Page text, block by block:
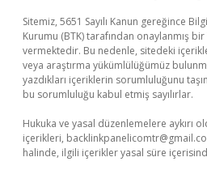
Sitemiz, 5651 Sayılı Kanun gereğince
Kurumu (BTK) tarafından onaylanmış
vermektedir. Bu nedenle, sitedeki
veya araştırma yükümlülüğümüz
yazdıkları içeriklerin sorumluluğunu
bu sorumluluğu kabul etmiş sayılırlar.
Hukuka ve yasal düzenlemelere aykırı
içerikleri,
halinde, ilgili içerikler yasal süre